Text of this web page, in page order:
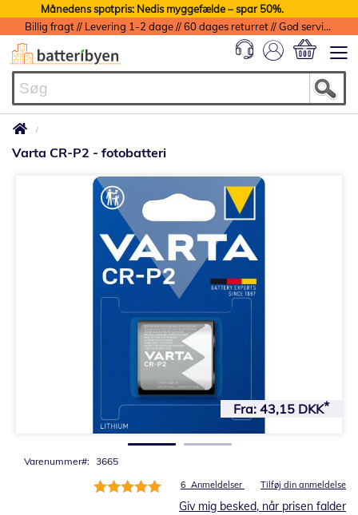
Månedens spotpris: Nedis myggefælde – spar 50%.
Billig fragt // Levering 1-2 dage // 60 dages returret // God service med garanti
Varta CR-P2 - fotobatteri
Varenummer 3665
Bedømmelse:
6 Anmeldelser Tilføj din anmeldelse
Giv mig besked, når prisen falder
Fra: 43,15 DKK